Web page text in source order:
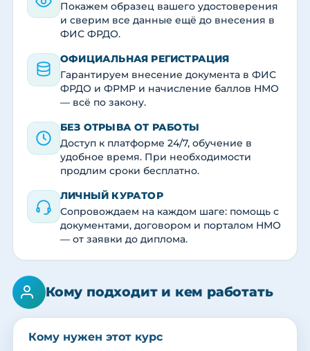
Покажем образец вашего удостоверения
и сверим все данные ещё до внесения в
ФИС ФРДО.
ОФИЦИАЛЬНАЯ РЕГИСТРАЦИЯ
Гарантируем внесение документа в ФИС
ФРДО и ФРМР и начисление баллов НМО
— всё по закону.
БЕЗ ОТРЫВА ОТ РАБОТЫ
Доступ к платформе 24/7, обучение в
удобное время. При необходимости
продлим сроки бесплатно.
ЛИЧНЫЙ КУРАТОР
Сопровождаем на каждом шаге: помощь с
документами, договором и порталом НМО
— от заявки до диплома.
Кому подходит и кем работать
Кому нужен этот курс